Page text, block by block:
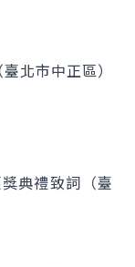
北市中正區）
典禮致詞（臺